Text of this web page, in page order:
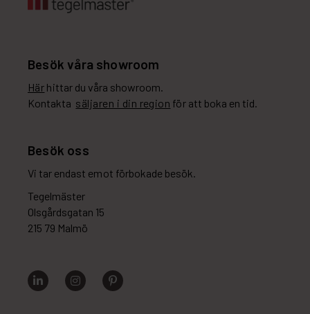
Besök våra showroom
Här hittar du våra showroom.
Kontakta säljaren i din region för att boka en tid.
Besök oss
Vi tar endast emot förbokade besök.
Tegelmäster
Olsgårdsgatan 15
215 79 Malmö